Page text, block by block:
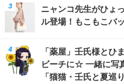
ニャンコ先生がひょ
ル登場！もこもこバ
「薬屋」壬氏様とひ
ビーチに☆ 一緒に写
「猫猫・壬氏と夏巡